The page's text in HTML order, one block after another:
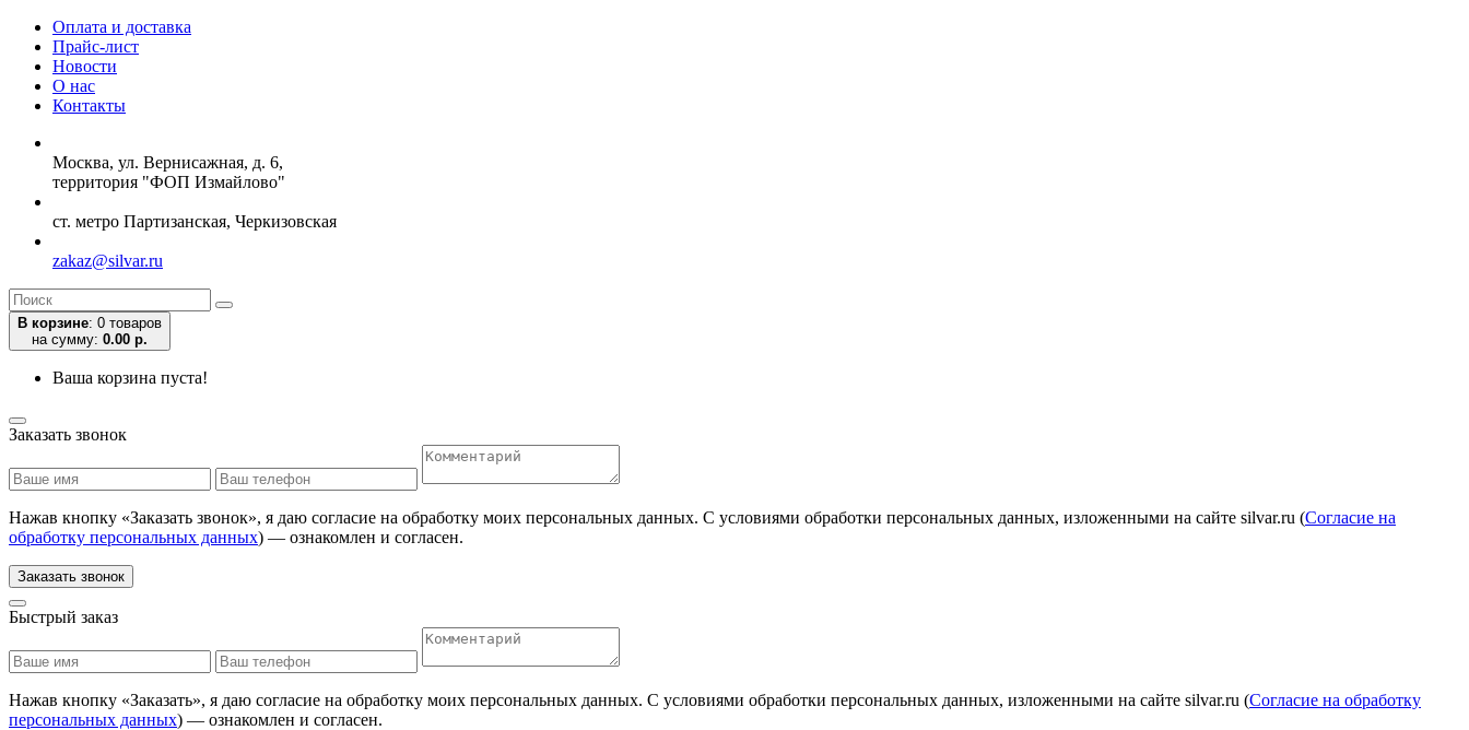
Оплата и доставка
Прайс-лист
Новости
О нас
Контакты
Москва, ул. Вернисажная, д. 6,
территория "ФОП Измайлово"
ст. метро Партизанская, Черкизовская
zakaz@silvar.ru
В корзине: 0 товаров
на сумму: 0.00 р.
Ваша корзина пуста!
Заказать звонок
Нажав кнопку «Заказать звонок», я даю согласие на обработку моих персональных данных. С условиями обработки персональных данных, изложенными на сайте silvar.ru (Согласие на
обработку персональных данных) — ознакомлен и согласен.
Заказать звонок
Быстрый заказ
Нажав кнопку «Заказать», я даю согласие на обработку моих персональных данных. С условиями обработки персональных данных, изложенными на сайте silvar.ru (Согласие на обработку
персональных данных) — ознакомлен и согласен.